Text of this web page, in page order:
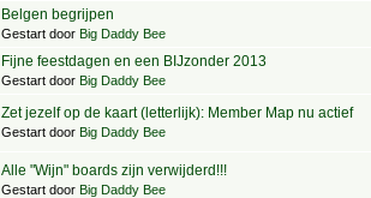
Belgen begrijpen
Gestart door Big Daddy Bee
Fijne feestdagen en een BIJzonder 2013
Gestart door Big Daddy Bee
Zet jezelf op de kaart (letterlijk): Member Map nu actief
Gestart door Big Daddy Bee
Alle "Wijn" boards zijn verwijderd!!!
Gestart door Big Daddy Bee